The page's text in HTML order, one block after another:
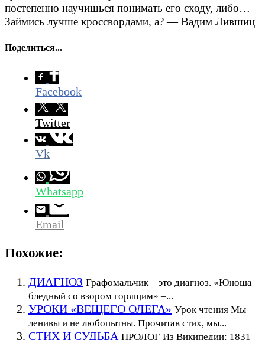
постепенно научишься понимать его сходу, либо…
Займись лучше кроссвордами, а?— Вадим Лившиц
Поделиться...
Facebook
Twitter
Vk
Whatsapp
Email
Похожие:
ДИАГНОЗ Графомальчик – это диагноз. «Юноша
бледный со взором горящим» –...
УРОКИ «ВЕЩЕГО ОЛЕГА» Урок чтения Мы
ленивы и не любопытны. Прочитав стих, мы...
СТИХ И СУДЬБА ПРОЛОГ Из Википедии: 1831